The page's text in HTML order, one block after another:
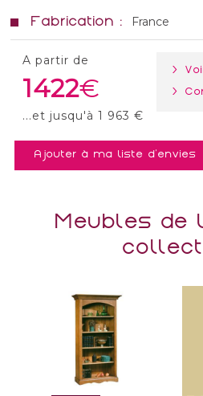
Fabrication : France
A partir de
1422
...et jusqu'à 1 963 €
>
>
Ajouter à ma liste d'envies
Meubles de